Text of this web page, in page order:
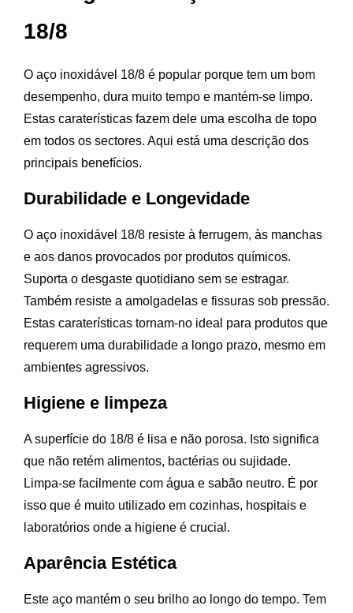
18/8
O aço inoxidável 18/8 é popular porque tem um bom
desempenho, dura muito tempo e mantém-se limpo.
Estas caraterísticas fazem dele uma escolha de topo
em todos os sectores. Aqui está uma descrição dos
principais benefícios.
Durabilidade e Longevidade
O aço inoxidável 18/8 resiste à ferrugem, às manchas
e aos danos provocados por produtos químicos.
Suporta o desgaste quotidiano sem se estragar.
Também resiste a amolgadelas e fissuras sob pressão.
Estas caraterísticas tornam-no ideal para produtos que
requerem uma durabilidade a longo prazo, mesmo em
ambientes agressivos.
Higiene e limpeza
A superfície do 18/8 é lisa e não porosa. Isto significa
que não retém alimentos, bactérias ou sujidade.
Limpa-se facilmente com água e sabão neutro. É por
isso que é muito utilizado em cozinhas, hospitais e
laboratórios onde a higiene é crucial.
Aparência Estética
Este aço mantém o seu brilho ao longo do tempo. Tem